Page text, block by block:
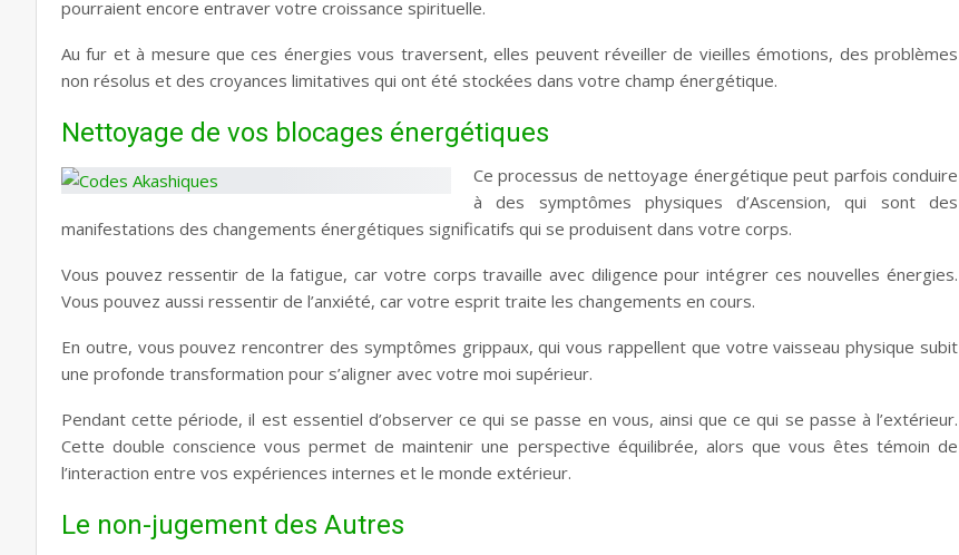
pourraient encore entraver votre croissance spirituelle.
Au fur et à mesure que ces énergies vous traversent, elles peuvent réveiller de vieilles émotions, des problèmes
non résolus et des croyances limitatives qui ont été stockées dans votre champ énergétique.
Nettoyage de vos blocages énergétiques
Ce processus de nettoyage énergétique peut parfois conduire
à des symptômes physiques d’Ascension, qui sont des
manifestations des changements énergétiques significatifs qui se produisent dans votre corps.
Vous pouvez ressentir de la fatigue, car votre corps travaille avec diligence pour intégrer ces nouvelles énergies.
Vous pouvez aussi ressentir de l’anxiété, car votre esprit traite les changements en cours.
En outre, vous pouvez rencontrer des symptômes grippaux, qui vous rappellent que votre vaisseau physique subit
une profonde transformation pour s’aligner avec votre moi supérieur.
Pendant cette période, il est essentiel d’observer ce qui se passe en vous, ainsi que ce qui se passe à l’extérieur.
Cette double conscience vous permet de maintenir une perspective équilibrée, alors que vous êtes témoin de
l’interaction entre vos expériences internes et le monde extérieur.
Le non-jugement des Autres